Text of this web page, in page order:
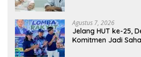
Agustus 7, 2026
Jelang HUT ke-25,
Komitmen Jadi